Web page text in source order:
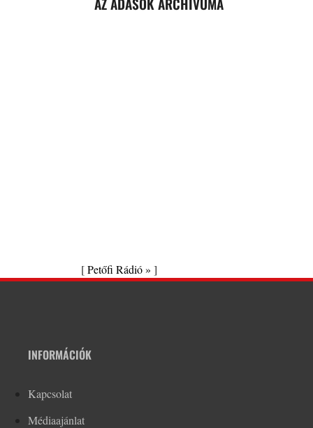
[Petőfi Rádió » ]
INFORMÁCIÓK
Kapcsolat
Médiaajánlat